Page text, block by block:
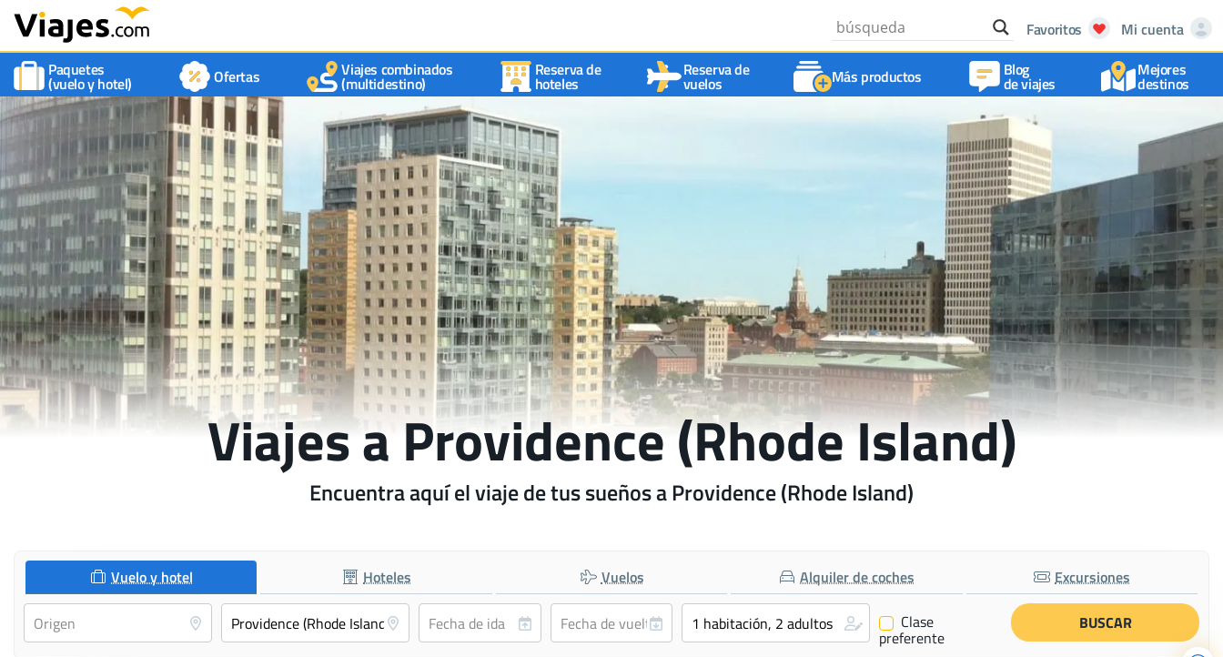
Favoritos
Mi cuenta
Paquetes
(vuelo y hotel) Ofertas Viajes combinados
(multidestino)
Reserva de
hoteles
Reserva de
vuelos Más productos Blog
de viajes
Mejores
destinos
Viajes a Providence (Rhode Island)
Encuentra aquí el viaje de tus sueños a Providence (Rhode Island)
Vuelo y hotel Hoteles Vuelos Alquiler de coches Excursiones
✔ Clase
preferente